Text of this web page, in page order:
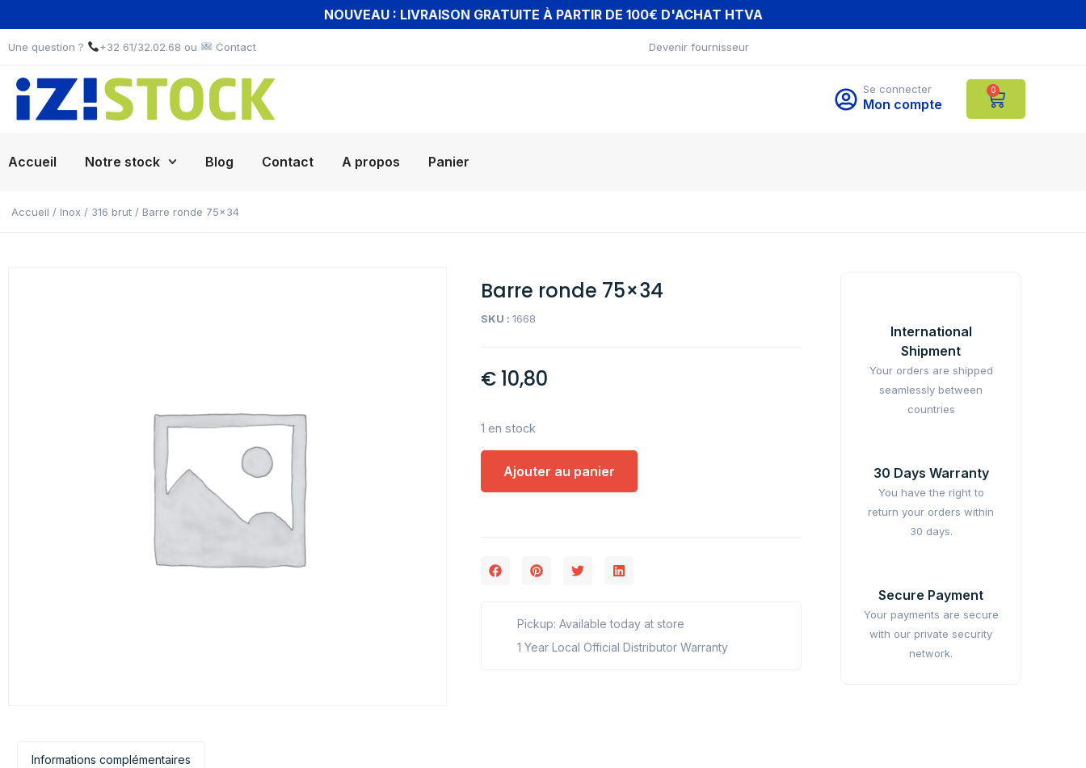
NOUVEAU : LIVRAISON GRATUITE À PARTIR DE 100€ D'ACHAT HTVA
Une question ? +32 61/32.02.68 ou Contact Devenir fournisseur
Se connecter
Mon compte
0
Accueil Notre stock Blog Contact A propos Panier
Accueil / Inox / 316 brut / Barre ronde 75×34
Barre ronde 75×34
SKU :1668
€ 10,80
1 en stock
Ajouter au panier
Pickup: Available today at store
1 Year Local Official Distributor Warranty
International
Shipment
Your orders are shipped
seamlessly between
countries
30 Days Warranty
You have the right to
return your orders within
30 days.
Secure Payment
Your payments are secure
with our private security
network.
Informations complémentaires